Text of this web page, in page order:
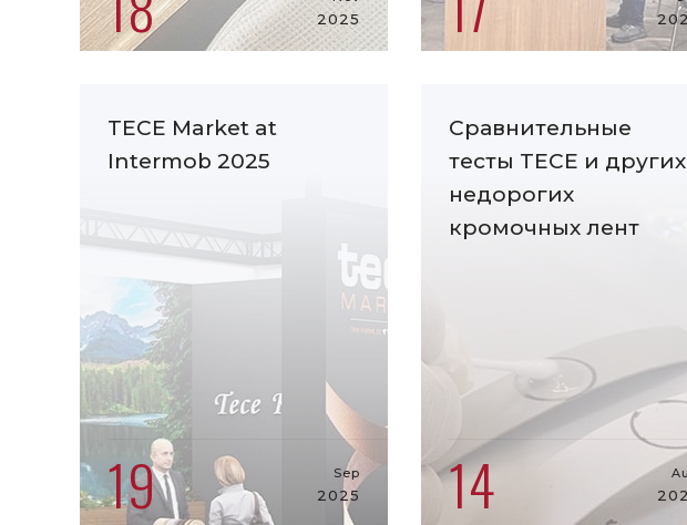
2025
TECE Market at
Intermob 2025
19 Sep
2025
Сравнительные
тесты TECE и других
недорогих
кромочных лент
14